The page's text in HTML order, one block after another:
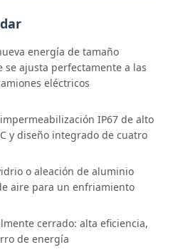
energía de tamaño
se ajusta perfectamente a las
eléctricos
IP67 de alto
y diseño integrado de cuatro
o aleación de aluminio
aire para un enfriamiento
cerrado: alta eficiencia,
de energía